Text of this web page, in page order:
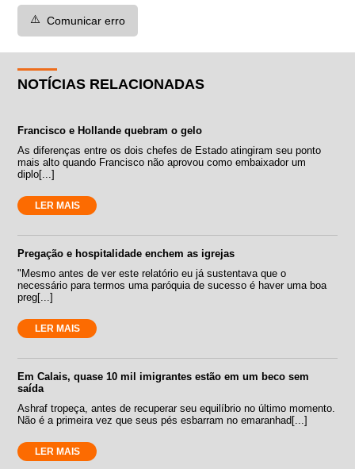
⚠️ Comunicar erro
NOTÍCIAS RELACIONADAS
Francisco e Hollande quebram o gelo
As diferenças entre os dois chefes de Estado atingiram seu ponto
mais alto quando Francisco não aprovou como embaixador um
diplo[...]
LER MAIS
Pregação e hospitalidade enchem as igrejas
"Mesmo antes de ver este relatório eu já sustentava que o
necessário para termos uma paróquia de sucesso é haver uma boa
preg[...]
LER MAIS
Em Calais, quase 10 mil imigrantes estão em um beco sem
saída
Ashraf tropeça, antes de recuperar seu equilíbrio no último momento.
Não é a primeira vez que seus pés esbarram no emaranhad[...]
LER MAIS